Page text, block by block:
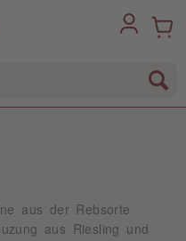
aus der Rebsorte
aus Riesling und